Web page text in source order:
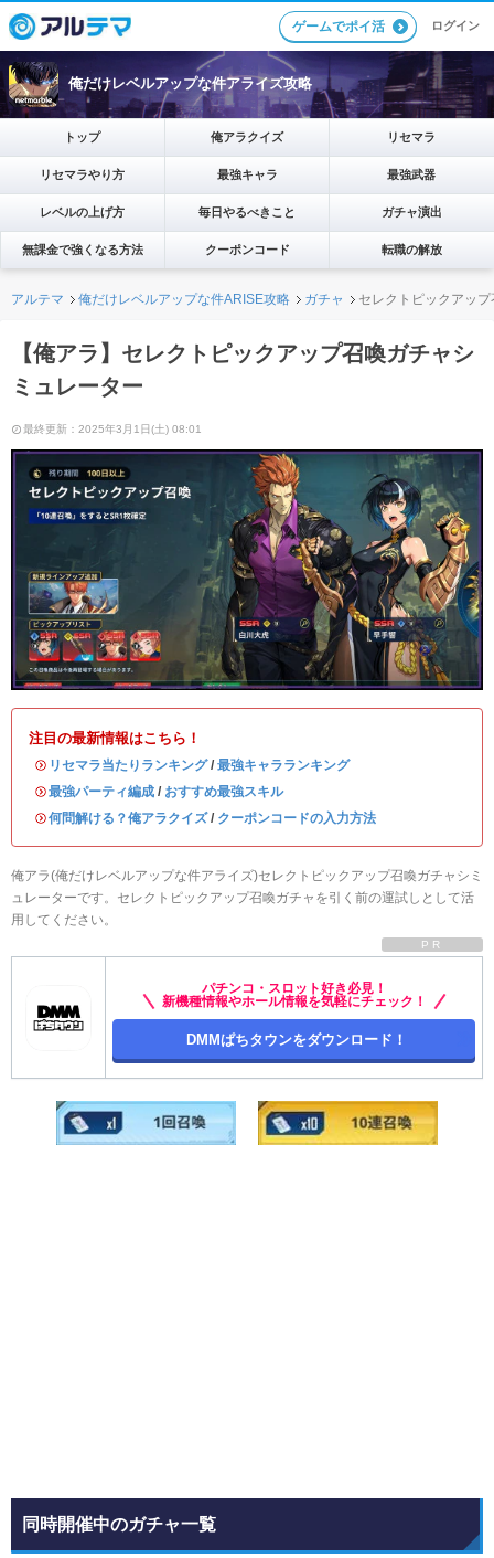
ゲームでポイ活 ログイン
俺だけレベルアップな件アライズ攻略
トップ 俺アラクイズ リセマラ
リセマラやり方 最強キャラ 最強武器
レベルの上げ方 毎日やるべきこと ガチャ演出
無課金で強くなる方法 クーポンコード 転職の解放
アルテマ 俺だけレベルアップな件ARISE攻略 ガチャ セレクトピックアッ
【俺アラ】セレクトピックアップ召喚ガチャシ
ミュレーター
最終更新：2025年3月1日(土) 08:01
注目の最新情報はこちら！
・ リセマラ当たりランキング/ 最強キャラランキング
・最強パーティ編成 / おすすめ最強スキル
・何問解ける？俺アラクイズ/ クーポンコードの入力方法
俺アラ(俺だけレベルアップな件アライズ)セレクトピックアップ召喚ガチャシミ
ュレーターです。セレクトピックアップ召喚ガチャを引く前の運試しとして活
用してください。
PR
パチンコ・スロット好き必見！
新機種情報やホール情報を気軽にチェック！
DMMぱちタウンをダウンロード！
同時開催中のガチャ一覧